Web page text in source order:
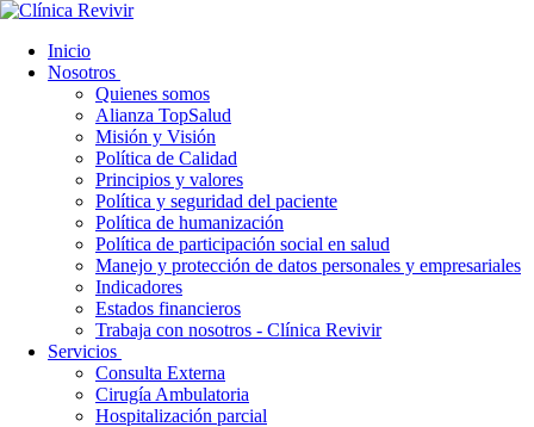
Inicio
Nosotros
Quienes somos
Alianza TopSalud
Misión y Visión
Política de Calidad
Principios y valores
Política y seguridad del paciente
Política de humanización
Política de participación social en salud
Manejo y protección de datos personales y empresariales
Indicadores
Estados financieros
Trabaja con nosotros - Clínica Revivir
Servicios
Consulta Externa
Cirugía Ambulatoria
Hospitalización parcial